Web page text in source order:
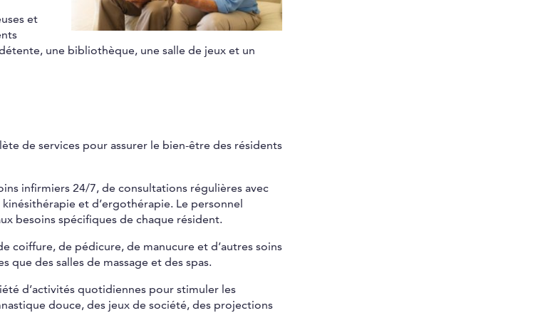
et
une bibliothèque, une salle de jeux et un
de services pour assurer le bien-être des résidents
infirmiers 24/7, de consultations régulières avec
et d’ergothérapie. Le personnel
besoins spécifiques de chaque résident.
coiffure, de pédicure, de manucure et d’autres soins
des salles de massage et des spas.
d’activités quotidiennes pour stimuler les
douce, des jeux de société, des projections